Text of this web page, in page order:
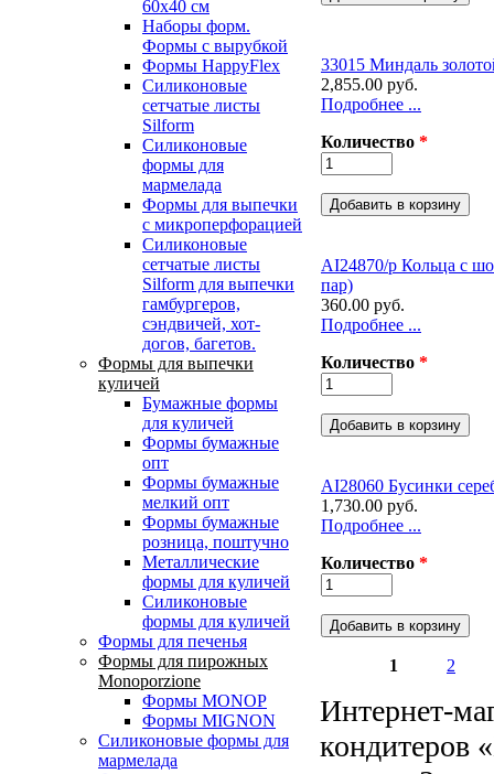
60х40 см
Наборы форм.
Формы с вырубкой
Формы HappyFlex
Силиконовые
сетчатые листы
Silform
Силиконовые
формы для
мармелада
Формы для выпечки
с микроперфорацией
Силиконовые
сетчатые листы
Silform для выпечки
гамбургеров,
сэндвичей, хот-
догов, багетов.
Формы для выпечки
куличей
Бумажные формы
для куличей
Формы бумажные
опт
Формы бумажные
мелкий опт
Формы бумажные
розница, поштучно
Металлические
формы для куличей
Силиконовые
формы для куличей
Формы для печенья
Формы для пирожных
Monoporzione
Формы MONOP
Формы MIGNON
Силиконовые формы для
мармелада
33015 Миндаль
2,855.00 руб.
Подробнее ...
Количество *
AI24870/р Кольца с
пар)
360.00 руб.
Подробнее ...
Количество *
AI28060 Бусинки
1,730.00 руб.
Подробнее ...
Количество *
1 2
Интернет-
кондитеров